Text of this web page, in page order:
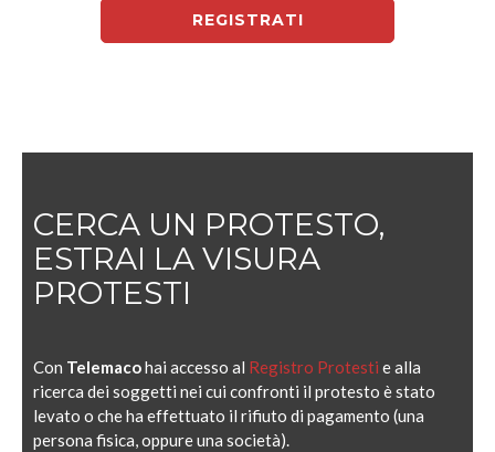
REGISTRATI
CERCA UN PROTESTO,
ESTRAI LA VISURA
PROTESTI
Con Telemacohai accesso al Registro Protesti e alla
ricerca dei soggetti nei cui confronti il protesto è stato
levato o che ha effettuato il rifiuto di pagamento (una
persona fisica, oppure una società).